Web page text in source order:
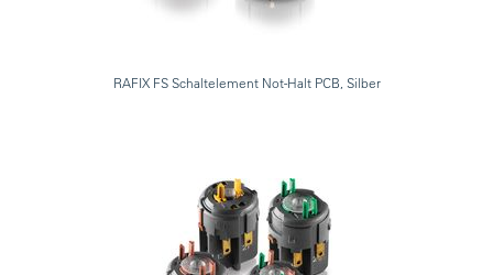
RAFIX FS Schaltelement Not-Halt PCB, Silber